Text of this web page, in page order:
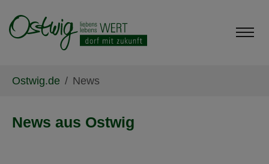
Ostwig.de News
News aus Ostwig